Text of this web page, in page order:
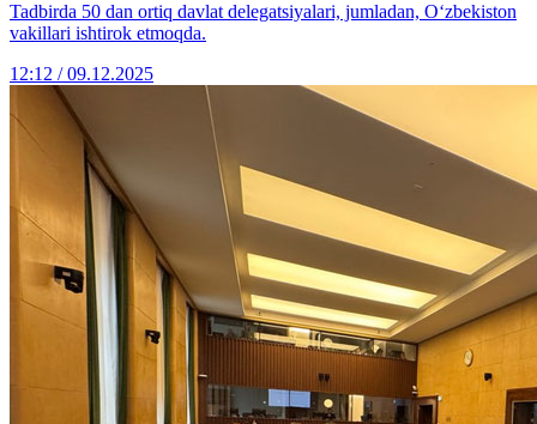
Tadbirda 50 dan ortiq davlat delegatsiyalari, jumladan, O‘zbekiston
vakillari ishtirok etmoqda.
12:12 / 09.12.2025